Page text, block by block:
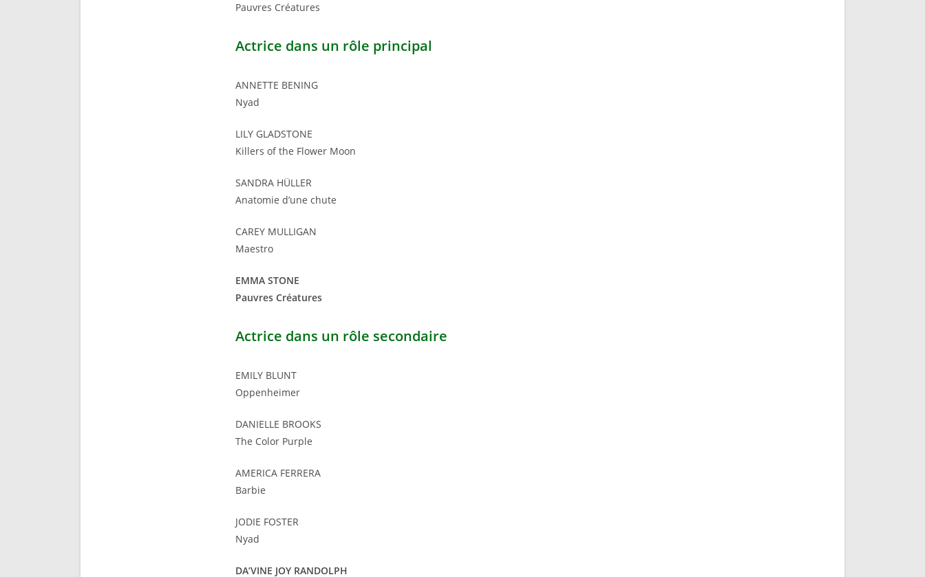
Pauvres Créatures
Actrice dans un rôle principal
ANNETTE BENING
Nyad
LILY GLADSTONE
Killers of the Flower Moon
SANDRA HÜLLER
Anatomie d’une chute
CAREY MULLIGAN
Maestro
EMMA STONE
Pauvres Créatures
Actrice dans un rôle secondaire
EMILY BLUNT
Oppenheimer
DANIELLE BROOKS
The Color Purple
AMERICA FERRERA
Barbie
JODIE FOSTER
Nyad
DA’VINE JOY RANDOLPH